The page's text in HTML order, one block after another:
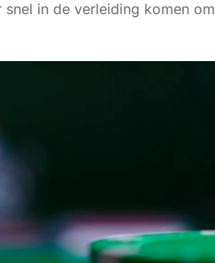
in de verleiding komen om